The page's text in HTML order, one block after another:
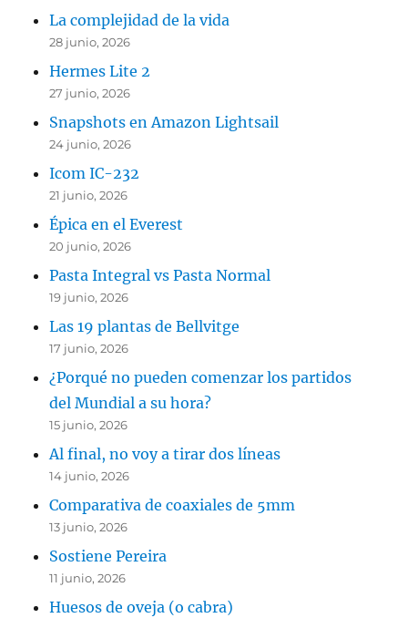
La complejidad de la vida
28 junio, 2026
Hermes Lite 2
27 junio, 2026
Snapshots en Amazon Lightsail
24 junio, 2026
Icom IC-232
21 junio, 2026
Épica en el Everest
20 junio, 2026
Pasta Integral vs Pasta Normal
19 junio, 2026
Las 19 plantas de Bellvitge
17 junio, 2026
¿Porqué no pueden comenzar los partidos
del Mundial a su hora?
15 junio, 2026
Al final, no voy a tirar dos líneas
14 junio, 2026
Comparativa de coaxiales de 5mm
13 junio, 2026
Sostiene Pereira
11 junio, 2026
Huesos de oveja (o cabra)